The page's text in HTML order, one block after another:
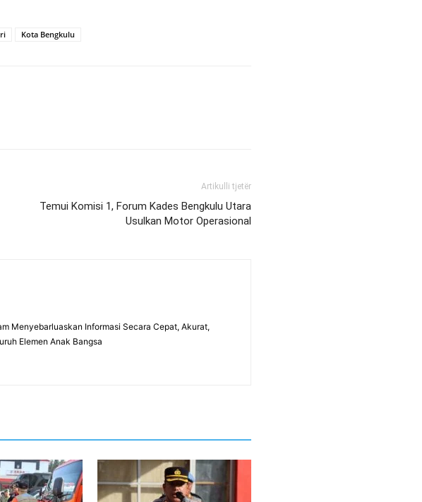
Kota Bengkulu
Artikulli tjetër
Temui Komisi 1, Forum Kades Bengkulu Utara
Usulkan Motor Operasional
Menyebarluaskan Informasi Secara Cepat, Akurat,
Elemen Anak Bangsa